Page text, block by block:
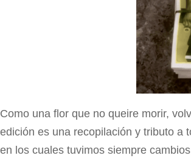
Como una flor que no queire morir,
edición es una recopilación y tributo a
en los cuales tuvimos siempre